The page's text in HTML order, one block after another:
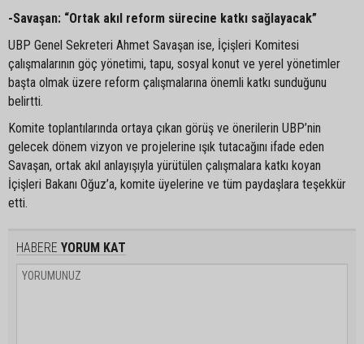
-Savaşan: “Ortak akıl reform sürecine katkı sağlayacak”
UBP Genel Sekreteri Ahmet Savaşan ise, İçişleri Komitesi
çalışmalarının göç yönetimi, tapu, sosyal konut ve yerel yönetimler
başta olmak üzere reform çalışmalarına önemli katkı sunduğunu
belirtti.
Komite toplantılarında ortaya çıkan görüş ve önerilerin UBP’nin
gelecek dönem vizyon ve projelerine ışık tutacağını ifade eden
Savaşan, ortak akıl anlayışıyla yürütülen çalışmalara katkı koyan
İçişleri Bakanı Oğuz’a, komite üyelerine ve tüm paydaşlara teşekkür
etti.
HABERE YORUM KAT